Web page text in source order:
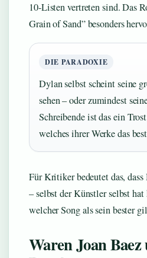
10-Listen vertreten sind. Das
Grain of Sand” besonders
DIE PARADOXIE
Dylan selbst scheint seine
sehen – oder zumindest
Schreibende ist das ein
welches ihrer Werke das
Für Kritiker bedeutet das,
– selbst der Künstler selbst
welcher Song als sein bester
Waren Joan